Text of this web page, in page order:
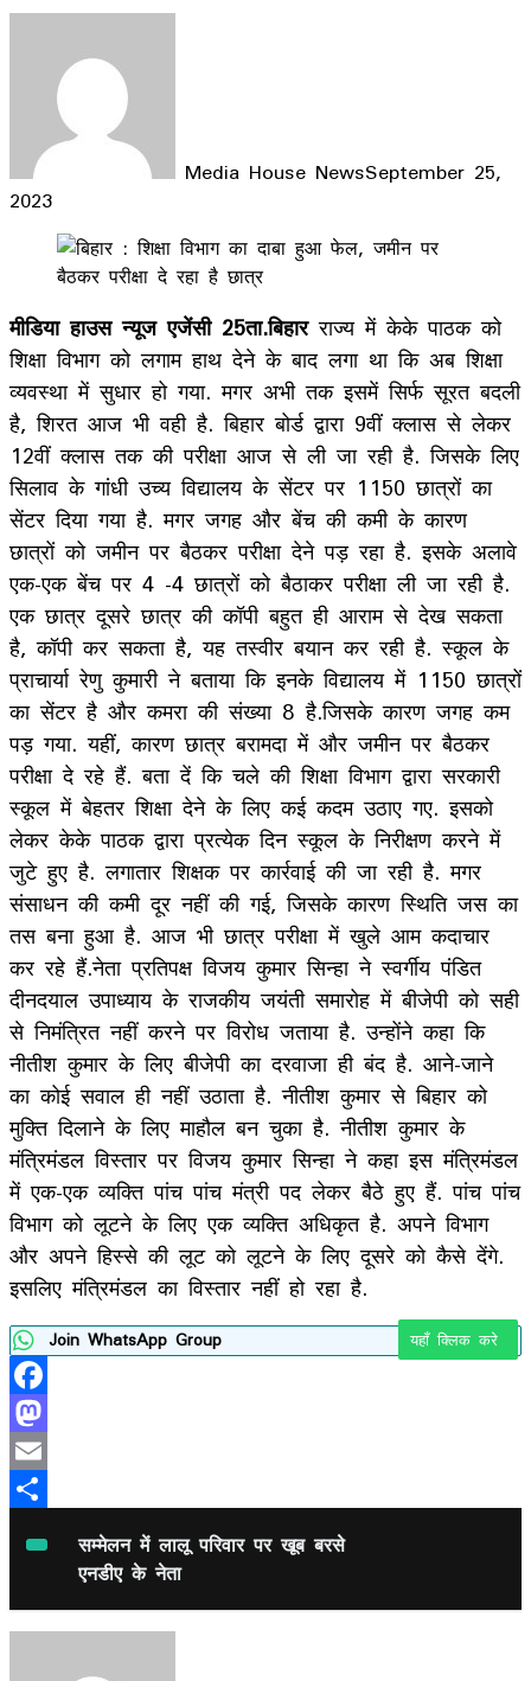
Media House NewsSeptember 25,
2023
Facebook
LinkedIn
WhatsApp
Telegram
मीडिया हाउस न्यूज एजेंसी 25ता.बिहारराज्य में केके पाठक को
शिक्षा विभाग को लगाम हाथ देने के बाद लगा था कि अब शिक्षा
व्यवस्था में सुधार हो गया. मगर अभी तक इसमें सिर्फ सूरत बदली
है, शिरत आज भी वही है. बिहार बोर्ड द्वारा 9वीं क्लास से लेकर
12वीं क्लास तक की परीक्षा आज से ली जा रही है. जिसके लिए
सिलाव के गांधी उच्य विद्यालय के सेंटर पर 1150 छात्रों का
सेंटर दिया गया है. मगर जगह और बेंच की कमी के कारण
छात्रों को जमीन पर बैठकर परीक्षा देने पड़ रहा है. इसके अलावे
एक-एक बेंच पर 4 -4 छात्रों को बैठाकर परीक्षा ली जा रही है.
एक छात्र दूसरे छात्र की कॉपी बहुत ही आराम से देख सकता
है, कॉपी कर सकता है, यह तस्वीर बयान कर रही है. स्कूल के
प्राचार्या रेणु कुमारी ने बताया कि इनके विद्यालय में 1150 छात्रों
का सेंटर है और कमरा की संख्या 8 है.जिसके कारण जगह कम
पड़ गया. यहीं, कारण छात्र बरामदा में और जमीन पर बैठकर
परीक्षा दे रहे हैं. बता दें कि चले की शिक्षा विभाग द्वारा सरकारी
स्कूल में बेहतर शिक्षा देने के लिए कई कदम उठाए गए. इसको
लेकर केके पाठक द्वारा प्रत्येक दिन स्कूल के निरीक्षण करने में
जुटे हुए है. लगातार शिक्षक पर कार्रवाई की जा रही है. मगर
संसाधन की कमी दूर नहीं की गई, जिसके कारण स्थिति जस का
तस बना हुआ है. आज भी छात्र परीक्षा में खुले आम कदाचार
कर रहे हैं.नेता प्रतिपक्ष विजय कुमार सिन्हा ने स्वर्गीय पंडित
दीनदयाल उपाध्याय के राजकीय जयंती समारोह में बीजेपी को सही
से निमंत्रित नहीं करने पर विरोध जताया है. उन्होंने कहा कि
नीतीश कुमार के लिए बीजेपी का दरवाजा ही बंद है. आने-जाने
का कोई सवाल ही नहीं उठाता है. नीतीश कुमार से बिहार को
मुक्ति दिलाने के लिए माहौल बन चुका है. नीतीश कुमार के
मंत्रिमंडल विस्तार पर विजय कुमार सिन्हा ने कहा इस मंत्रिमंडल
में एक-एक व्यक्ति पांच पांच मंत्री पद लेकर बैठे हुए हैं. पांच पांच
विभाग को लूटने के लिए एक व्यक्ति अधिकृत है. अपने विभाग
और अपने हिस्से की लूट को लूटने के लिए दूसरे को कैसे देंगे.
इसलिए मंत्रिमंडल का विस्तार नहीं हो रहा है.
Join WhatsApp Group यहाँ क्लिक करे
Facebook
Mastodon
Email
सम्मेलन में लालू परिवार पर खूब बरसे
एनडीए के नेता